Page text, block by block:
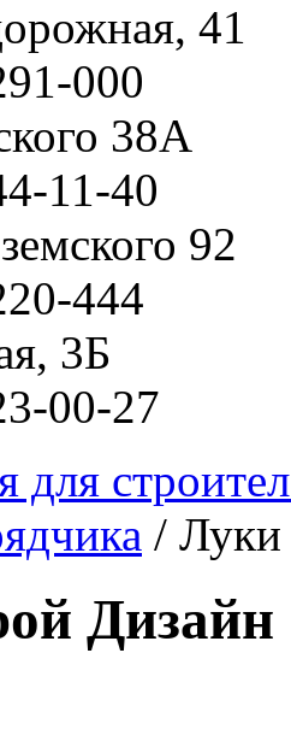
41
000
38А
11-40
92
444
3Б
00-27
для
/ Луки
Дизайн